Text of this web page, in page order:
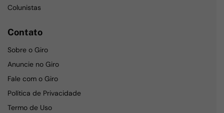
Colunistas
Contato
Sobre o Giro
Anuncie no Giro
Fale com o Giro
Política de Privacidade
Termo de Uso